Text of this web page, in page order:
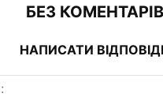
БЕЗ КОМЕНТАРІВ
НАПИСАТИ